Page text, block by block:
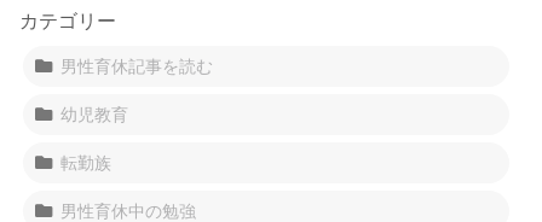
カテゴリー
男性育休記事を読む
幼児教育
転勤族
男性育休中の勉強